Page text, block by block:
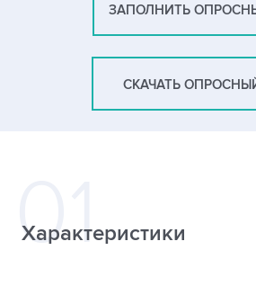
ЗАПОЛНИТЬ
СКАЧАТЬ
Характеристики